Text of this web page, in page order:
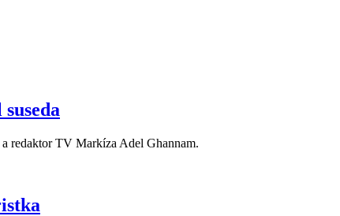
redaktor TV Markíza Adel Ghannam.